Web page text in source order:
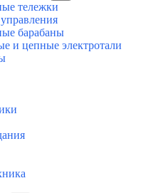
тележки
барабаны
и цепные электротали